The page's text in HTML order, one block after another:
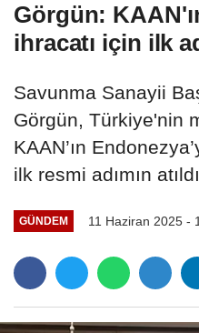
Görgün:
ihracatı için ilk
Savunma Sanayii
Görgün, Türkiye'nin
KAAN’ın
ilk resmi adımın
GÜNDEM 11 Haziran 2025 -